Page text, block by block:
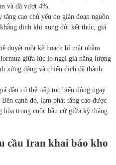
và đã vượt 4%.
cao chủ yếu do gián đoạn nguồn
định khi xung đột kết thúc, giá
duyệt một kế hoạch bí mật nhằm
giữa lúc lo ngại giá năng lượng
xứng đáng và chiến dịch đã thành
dầu có thể tiếp tục biến động ngay
cạnh đó, lạm phát tăng cao được
trong cuộc bầu cử giữa kỳ tháng
cầu Iran khai báo kho